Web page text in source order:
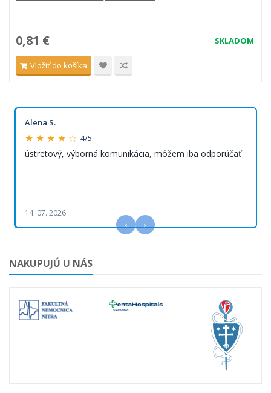
SKLADOM
0,81 €
Vložiť do košíka
Alena S.
★ ★ ★ ★ ☆ 4/5
ústretový, výborná komunikácia, môžem iba odporúčať
14. 07. 2026
‹ ›
NAKUPUJÚ U NÁS